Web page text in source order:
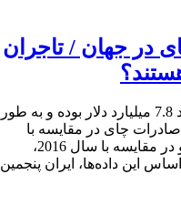
در جهان / تاجران
میزان صادرات چای در سال 2017 حدود 7.8 میلیارد دلار بوده و به طور
چای در مقایسه با
سال 2013، نزدیک به 2.5 درصد کاهش و در مقایسه با سال 2016،
اساس این داده‌ها، ایران پنجمین